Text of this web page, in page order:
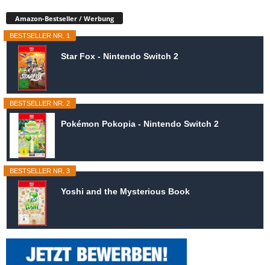
Amazon-Bestseller / Werbung
BESTSELLER NR. 1
Star Fox - Nintendo Switch 2
BESTSELLER NR. 2
Pokémon Pokopia - Nintendo Switch 2
BESTSELLER NR. 3
Yoshi and the Mysterious Book